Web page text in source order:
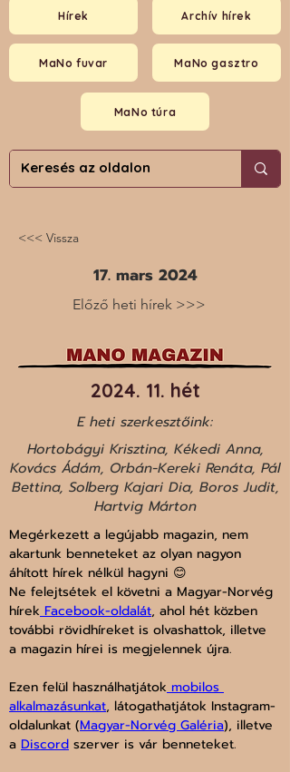
Hírek
MaNo fuvar MaNo gasztro
MaNo túra
Archív hírek
<<< Vissza
17. mars 2024
Előző heti hírek >>>
2024. 11. hét
E heti szerkesztőink:
Hortobágyi Krisztina, Kékedi Anna,
Kovács Ádám, Orbán-Kereki Renáta, Pál
Bettina, Solberg Kajari Dia, Boros Judit,
Hartvig Márton
Megérkezett a legújabb magazin, nem
akartunk benneteket az olyan nagyon
áhított hírek nélkül hagyni 😊
Ne felejtsétek el követni a Magyar-Norvég
hírek Facebook-oldalát, ahol hét közben
további rövidhíreket is olvashattok, illetve
a magazin hírei is megjelennek újra.
Ezen felül használhatjátok mobilos
alkalmazásunkat, látogathatjátok Instagram-
oldalunkat (Magyar-Norvég Galéria), illetve
a Discord szerver is vár benneteket.